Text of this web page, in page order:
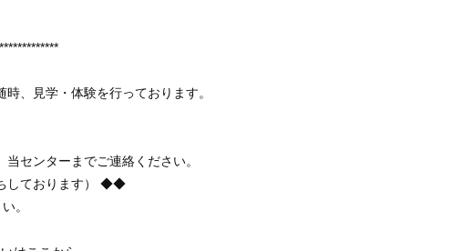
、見学・体験を行っております。
センターまでご連絡ください。
しております） ◆◆
。